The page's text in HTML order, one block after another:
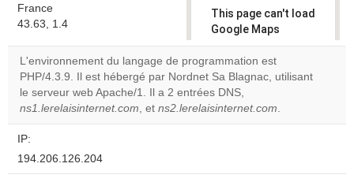
France
43.63, 1.4
This page can't load
Google Maps
correctly.
Do you
own this
website?
L'environnement du langage de programmation est
PHP/4.3.9. Il est hébergé par Nordnet Sa Blagnac, utilisant
le serveur web Apache/1. Il a 2 entrées DNS,
ns1.lerelaisinternet.com, et ns2.lerelaisinternet.com.
IP:
194.206.126.204